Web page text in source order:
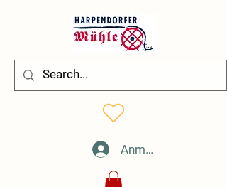
Anmelden